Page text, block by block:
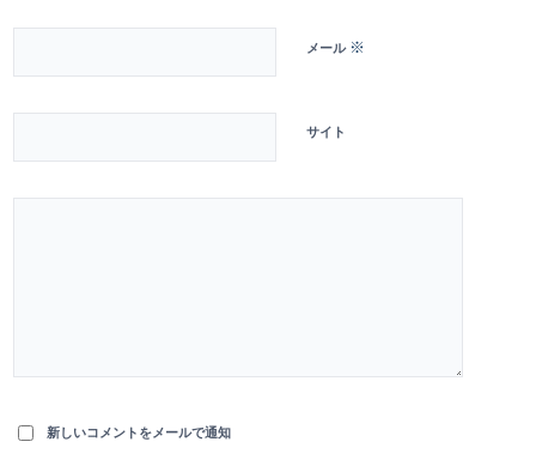
メール ※
サイト
新しいコメントをメールで通知